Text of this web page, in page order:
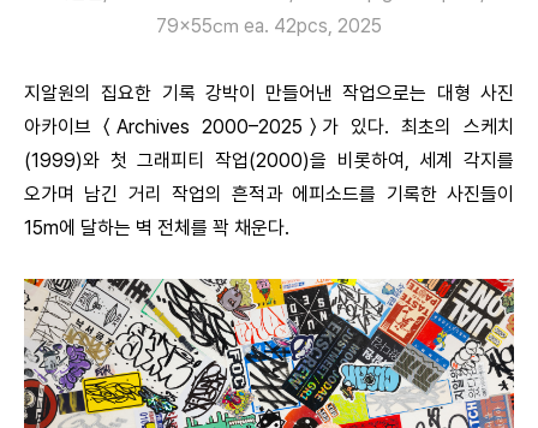
79×55㎝ ea. 42pcs, 2025
지알원의 집요한 기록 강박이 만들어낸 작업으로는 대형 사진
아카이브 〈Archives 2000–2025〉가 있다. 최초의 스케치
(1999)와 첫 그래피티 작업(2000)을 비롯하여, 세계 각지를
오가며 남긴 거리 작업의 흔적과 에피소드를 기록한 사진들이
15m에 달하는 벽 전체를 꽉 채운다.